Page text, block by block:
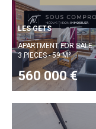
LES GETS
APARTMENT FOR SALE
3 PIECES - 59 M²
560 000 €